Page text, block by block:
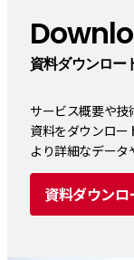
資料ダウンロー
サービス概要や
資料をダウンロー
より詳細なデータ
資料ダウン